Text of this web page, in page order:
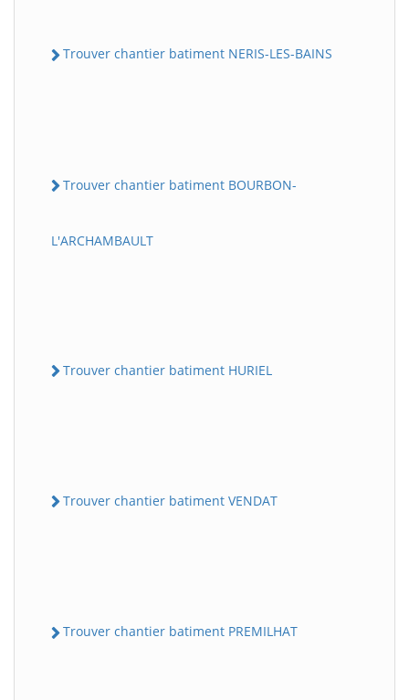
Trouver chantier batiment NERIS-LES-BAINS
Trouver chantier batiment BOURBON-
L'ARCHAMBAULT
Trouver chantier batiment HURIEL
Trouver chantier batiment VENDAT
Trouver chantier batiment PREMILHAT